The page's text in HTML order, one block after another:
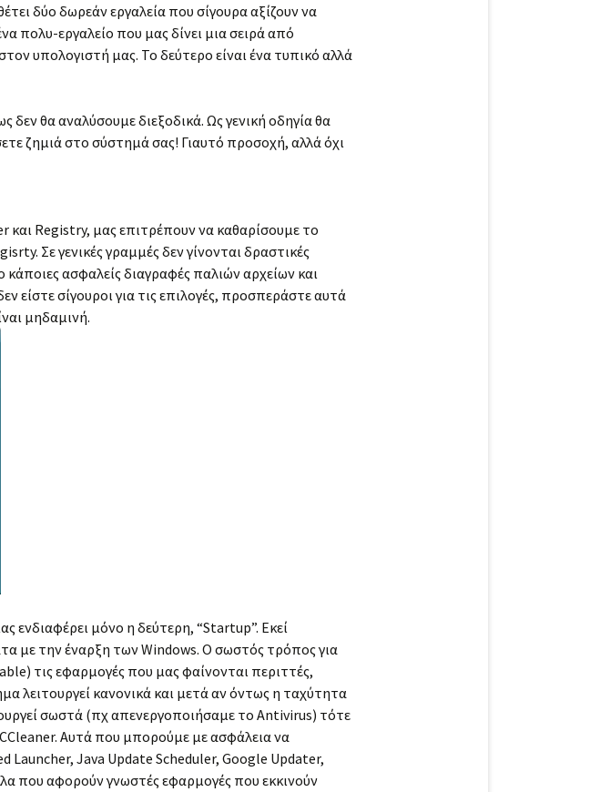
δύο δωρεάν εργαλεία που σίγουρα αξίζουν να
πολυ-εργαλείο που μας δίνει μια σειρά από
υπολογιστή μας. Το δεύτερο είναι ένα τυπικό αλλά
δεν θα αναλύσουμε διεξοδικά. Ως γενική οδηγία θα
ζημιά στο σύστημά σας! Γιαυτό προσοχή, αλλά όχι
και Registry, μας επιτρέπουν να καθαρίσουμε το
Σε γενικές γραμμές δεν γίνονται δραστικές
ασφαλείς διαγραφές παλιών αρχείων και
σίγουροι για τις επιλογές, προσπεράστε αυτά
μηδαμινή.
ενδιαφέρει μόνο η δεύτερη, “Startup”. Εκεί
με την έναρξη των Windows. Ο σωστός τρόπος για
τις εφαρμογές που μας φαίνονται περιττές,
λειτουργεί κανονικά και μετά αν όντως η ταχύτητα
σωστά (πχ απενεργοποιήσαμε το Antivirus) τότε
Αυτά που μπορούμε με ασφάλεια να
Launcher, Java Update Scheduler, Google Updater,
που αφορούν γνωστές εφαρμογές που εκκινούν